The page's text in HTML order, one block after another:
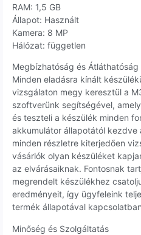
RAM: 1,5 GB
Állapot: Használt
Kamera: 8 MP
Hálózat: független
Megbízhatóság és Átláthatóság
Minden eladásra kínált
vizsgálaton megy keresztül a
szoftverünk segítségével,
és teszteli a készülék minden
akkumulátor állapotától kezdve
minden részletre kiterjedően
vásárlók olyan készüléket
az elvárásaiknak. Fontosnak
megrendelt készülékhez
eredményeit, így ügyfeleink
termék állapotával
Minőség és Szolgáltatás